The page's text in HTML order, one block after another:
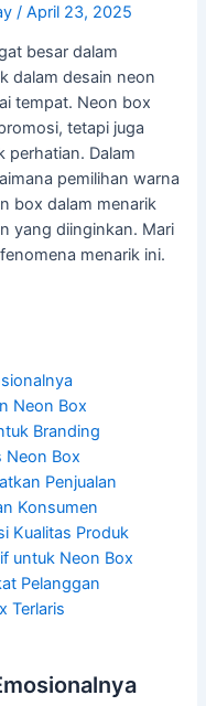
/April 23, 2025
besar dalam
dalam desain neon
tempat. Neon box
tetapi juga
perhatian. Dalam
pemilihan warna
box dalam menarik
yang diinginkan. Mari
menarik ini.
Neon Box
Branding
Neon Box
Penjualan
Konsumen
Kualitas Produk
untuk Neon Box
Pelanggan
Terlaris